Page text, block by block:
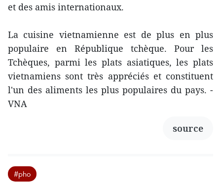
et des amis internationaux.
La cuisine vietnamienne est de plus en plus
populaire en République tchèque. Pour les
Tchèques, parmi les plats asiatiques, les plats
vietnamiens sont très appréciés et constituent
l'un des aliments les plus populaires du pays. -
VNA
source
#pho